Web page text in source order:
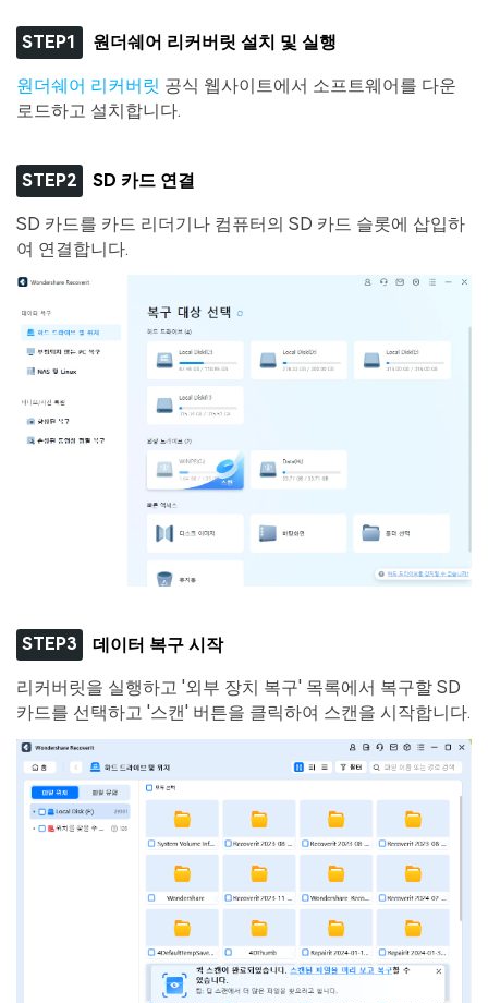
STEP1 원더쉐어 리커버릿 설치 및 실행
원더쉐어 리커버릿 공식 웹사이트에서 소프트웨어를 다운
로드하고 설치합니다.
STEP2 SD 카드 연결
SD 카드를 카드 리더기나 컴퓨터의 SD 카드 슬롯에 삽입하
여 연결합니다.
STEP3 데이터 복구 시작
리커버릿을 실행하고 '외부 장치 복구' 목록에서 복구할 SD
카드를 선택하고 '스캔' 버튼을 클릭하여 스캔을 시작합니다.